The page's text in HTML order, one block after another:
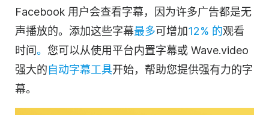
Facebook 用户会查看字幕，因为许多广告都是无
声播放的。添加这些字幕最多可增加12% 的观看
时间。 您可以从使用平台内置字幕或 Wave.video
强大的自动字幕工具开始，帮助您提供强有力的字
幕。